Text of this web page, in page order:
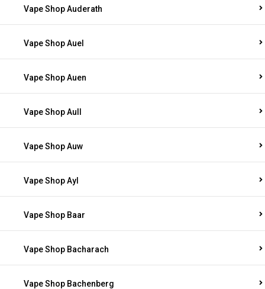
Vape Shop Auderath
Vape Shop Auel
Vape Shop Auen
Vape Shop Aull
Vape Shop Auw
Vape Shop Ayl
Vape Shop Baar
Vape Shop Bacharach
Vape Shop Bachenberg